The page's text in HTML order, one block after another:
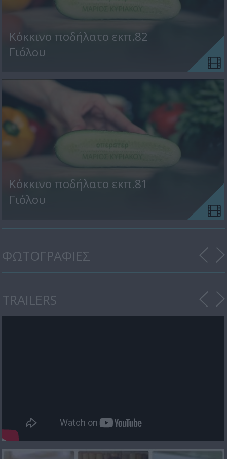
Κόκκινο ποδήλατο εκπ.82
Γιόλου
Κόκκινο ποδήλατο εκπ.81
Γιόλου
ΦΩΤΟΓΡΑΦΙΕΣ
TRAILERS